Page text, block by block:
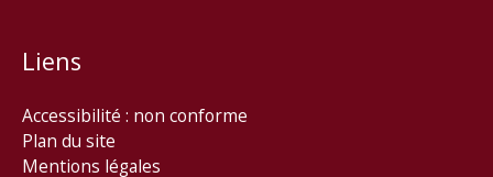
Liens
Accessibilité : non conforme
Plan du site
Mentions légales